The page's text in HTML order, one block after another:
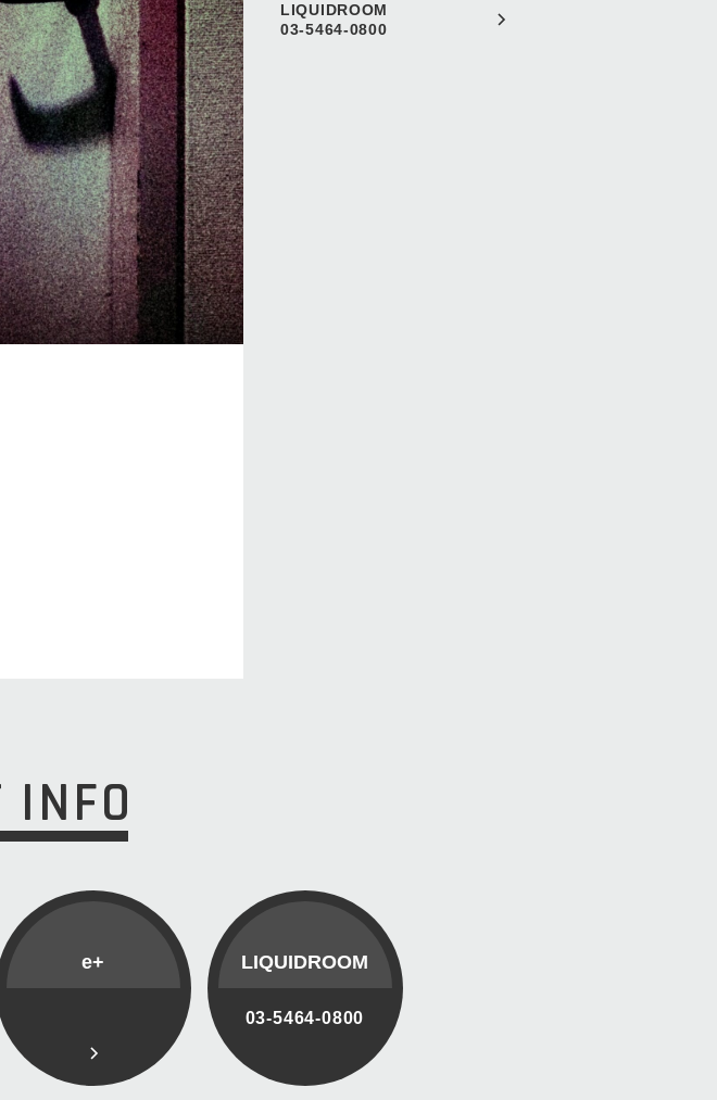
LIQUIDROOM
03-5464-0800
INFO
e+ LIQUIDROOM
03-5464-0800